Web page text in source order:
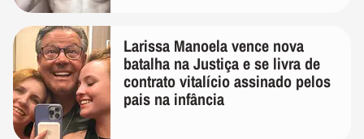
Larissa Manoela vence nova
batalha na Justiça e se livra de
contrato vitalício assinado pelos
pais na infância